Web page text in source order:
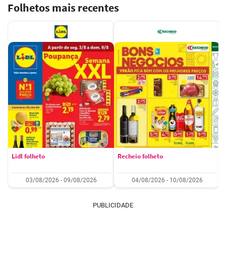
Folhetos mais recentes
Lidl folheto
03/08/2026 - 09/08/2026
Recheio folheto
04/08/2026 - 10/08/2026
PUBLICIDADE